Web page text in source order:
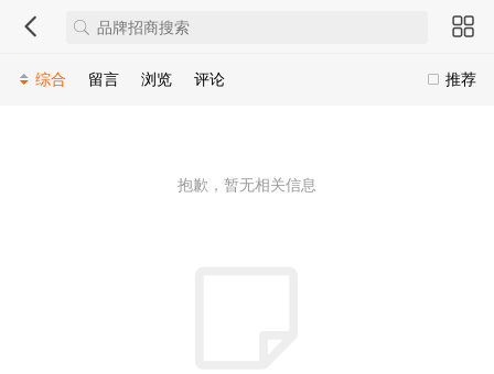
推荐
综合 留言 浏览 评论
抱歉，暂无相关信息